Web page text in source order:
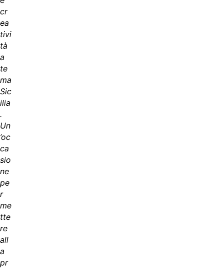
cr
ea
tivi
tà
a
te
ma
Sic
ilia
.
Un
’oc
ca
sio
ne
pe
r
me
tte
re
all
a
pr